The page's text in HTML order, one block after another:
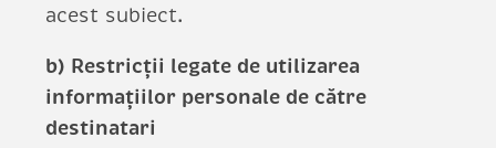
acest subiect.
b) Restricții legate de utilizarea
informațiilor personale de către
destinatari